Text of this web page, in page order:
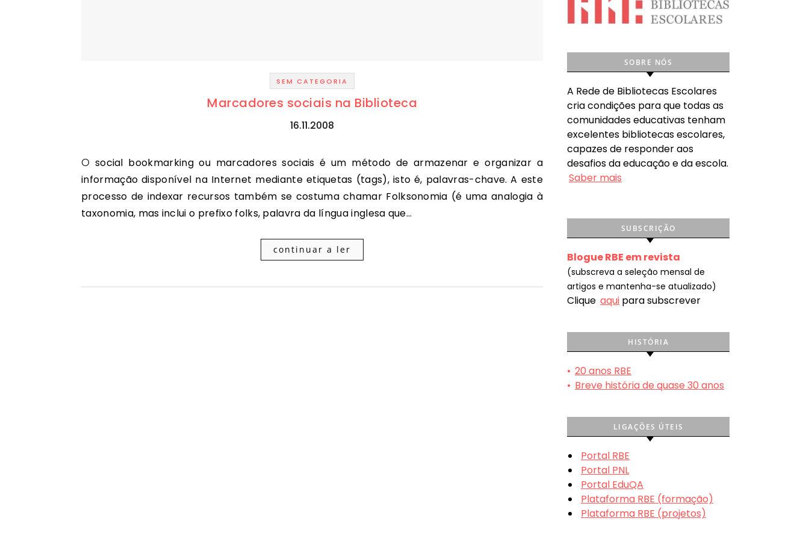
SEM CATEGORIA
Marcadores sociais na Biblioteca
16.11.2008
O social bookmarking ou marcadores sociais é um método de armazenar e organizar a
informação disponível na Internet mediante etiquetas (tags), isto é, palavras-chave. A este
processo de indexar recursos também se costuma chamar Folksonomia (é uma analogia à
taxonomia, mas inclui o prefixo folks, palavra da língua inglesa que…
continuar a ler
SOBRE NÓS
A Rede de Bibliotecas Escolares
cria condições para que todas as
comunidades educativas tenham
excelentes bibliotecas escolares,
capazes de responder aos
desafios da educação e da escola.
Saber mais
SUBSCRIÇÃO
Blogue RBE em revista
(subscreva a seleção mensal de
artigos e mantenha-se atualizado)
Clique aqui para subscrever
HISTÓRIA
• 20 anos RBE
• Breve história de quase 30 anos
LIGAÇÕES ÚTEIS
Portal RBE
Portal PNL
Portal EduQA
Plataforma RBE (formação)
Plataforma RBE (projetos)